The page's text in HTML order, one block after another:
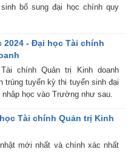
bổ sung đại học chính quy
2024 - Đại học Tài chính
chính Quản trị Kinh doanh
trúng tuyển kỳ thi tuyển sinh đại
học vào Trường như sau.
Tài chính Quản trị Kinh
mới nhất và chính xác nhất